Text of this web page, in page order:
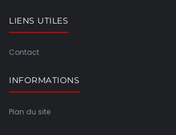
LIENS UTILES
Contact
INFORMATIONS
Plan du site